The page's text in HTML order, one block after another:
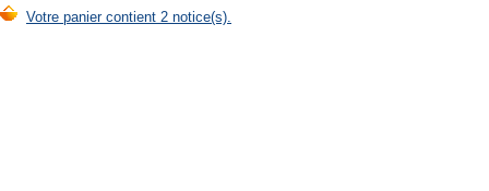
Votre panier contient 2 notice(s).